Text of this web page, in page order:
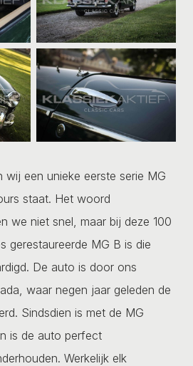
wij een unieke eerste serie MG
staat. Het woord
we niet snel, maar bij deze 100
gerestaureerde MG B is die
De auto is door ons
waar negen jaar geleden de
Sindsdien is met de MG
is de auto perfect
Werkelijk elk